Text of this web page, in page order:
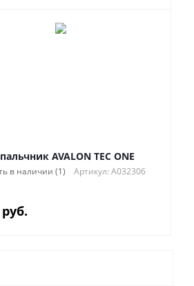
AVALON TEC ONE
в наличии (1) Артикул: A032306
руб.